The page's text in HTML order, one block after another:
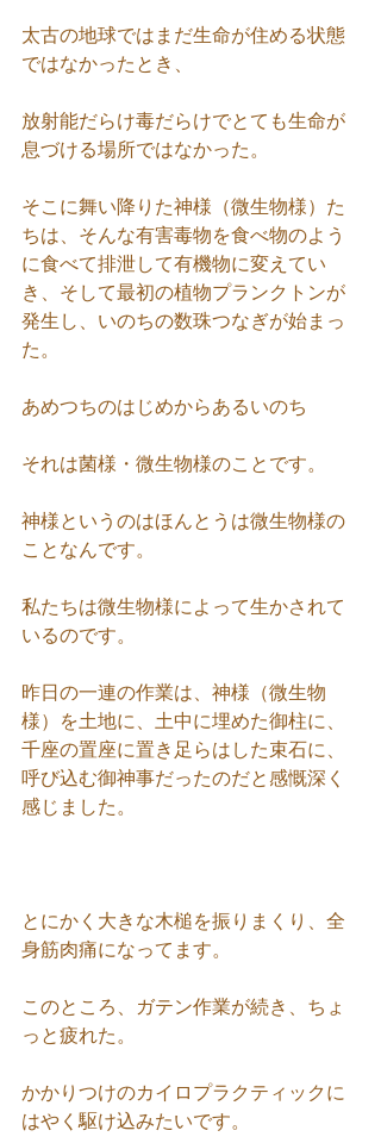
太古の地球ではまだ生命が住める状態
ではなかったとき、
放射能だらけ毒だらけでとても生命が
息づける場所ではなかった。
そこに舞い降りた神様（微生物様）た
ちは、そんな有害毒物を食べ物のよう
に食べて排泄して有機物に変えてい
き、そして最初の植物プランクトンが
発生し、いのちの数珠つなぎが始まっ
た。
あめつちのはじめからあるいのち
それは菌様・微生物様のことです。
神様というのはほんとうは微生物様の
ことなんです。
私たちは微生物様によって生かされて
いるのです。
昨日の一連の作業は、神様（微生物
様）を土地に、土中に埋めた御柱に、
千座の置座に置き足らはした束石に、
呼び込む御神事だったのだと感慨深く
感じました。
とにかく大きな木槌を振りまくり、全
身筋肉痛になってます。
このところ、ガテン作業が続き、ちょ
っと疲れた。
かかりつけのカイロプラクティックに
はやく駆け込みたいです。